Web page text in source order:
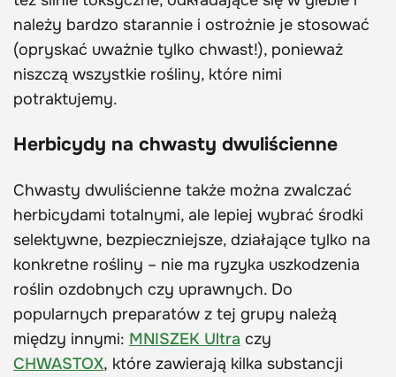
należy bardzo starannie i ostrożnie je stosować
(opryskać uważnie tylko chwast!), ponieważ
niszczą wszystkie rośliny, które nimi
potraktujemy.
Herbicydy na chwasty dwuliścienne
Chwasty dwuliścienne także można zwalczać
herbicydami totalnymi, ale lepiej wybrać środki
selektywne, bezpieczniejsze, działające tylko na
konkretne rośliny – nie ma ryzyka uszkodzenia
roślin ozdobnych czy uprawnych. Do
popularnych preparatów z tej grupy należą
między innymi: MNISZEK Ultra czy
CHWASTOX, które zawierają kilka substancji